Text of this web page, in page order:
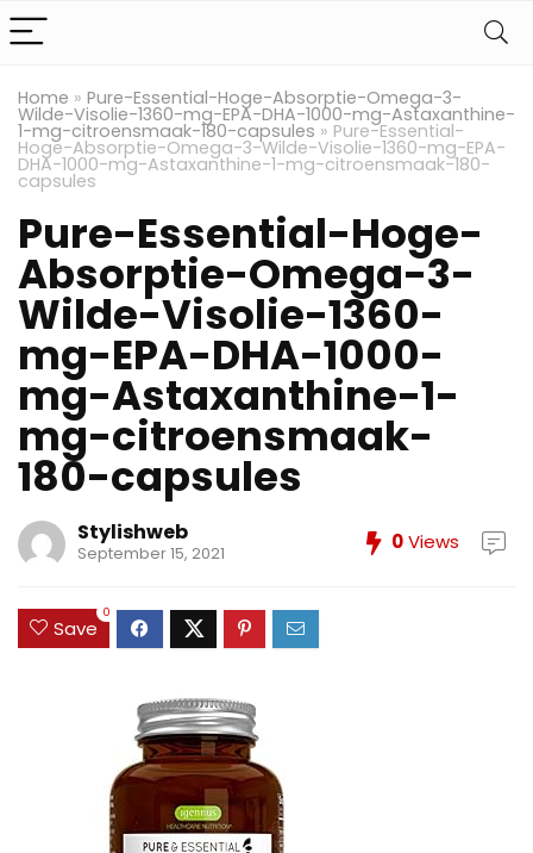
Home » Pure-Essential-Hoge-Absorptie-Omega-3-
Wilde-Visolie-1360-mg-EPA-DHA-1000-mg-Astaxanthine-
1-mg-citroensmaak-180-capsules » Pure-Essential-
Hoge-Absorptie-Omega-3-Wilde-Visolie-1360-mg-EPA-
DHA-1000-mg-Astaxanthine-1-mg-citroensmaak-180-
capsules
Pure-Essential-Hoge-
Absorptie-Omega-3-
Wilde-Visolie-1360-
mg-EPA-DHA-1000-
mg-Astaxanthine-1-
mg-citroensmaak-
180-capsules
Stylishweb
September 15, 2021 0Views
Save
0